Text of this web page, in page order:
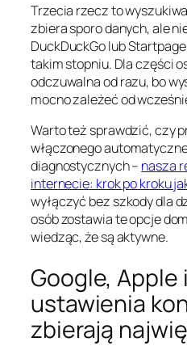
Trzecia rzecz to
zbiera sporo danych, ale
DuckDuckGo lub
takim stopniu. Dla części
odczuwalna od razu, bo
mocno zależeć od
Warto też sprawdzić, czy
włączonego
diagnostycznych – nasza
internecie: krok po kroku
wyłączyć bez szkody dla
osób zostawia te opcje
wiedząc, że są aktywne.
Google,
ustawienia
zbierają